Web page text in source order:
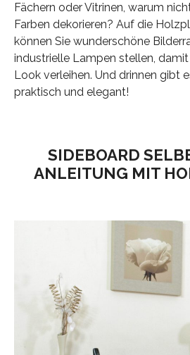
Fächern oder Vitrinen, warum
Farben dekorieren? Auf die
können Sie wunderschöne
industrielle Lampen stellen,
Look verleihen. Und drinnen gibt
praktisch und elegant!
SIDEBOARD
ANLEITUNG MIT